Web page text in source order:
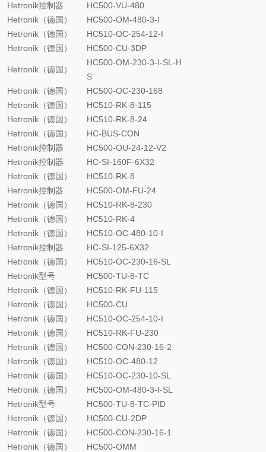
Hetronik控制器
HC500-VU-480
Hetronik（德国）
HC500-OM-480-3-I
Hetronik（德国）
HC510-OC-254-12-I
Hetronik（德国）
HC500-CU-3DP
Hetronik（德国）
HC500-OM-230-3-I-SL-H
S
Hetronik（德国）
HC500-OC-230-168
Hetronik（德国）
HC510-RK-8-115
Hetronik（德国）
HC510-RK-8-24
Hetronik（德国）
HC-BUS-CON
Hetronik控制器
HC500-OU-24-12-V2
Hetronik控制器
HC-SI-160F-6X32
Hetronik（德国）
HC510-RK-8
Hetronik控制器
HC500-OM-FU-24
Hetronik（德国）
HC510-RK-8-230
Hetronik（德国）
HC510-RK-4
Hetronik（德国）
HC510-OC-480-10-I
Hetronik控制器
HC-SI-125-6X32
Hetronik（德国）
HC510-OC-230-16-SL
Hetronik型号
HC500-TU-8-TC
Hetronik（德国）
HC510-RK-FU-115
Hetronik（德国）
HC500-CU
Hetronik（德国）
HC510-OC-254-10-I
Hetronik（德国）
HC510-RK-FU-230
Hetronik（德国）
HC500-CON-230-16-2
Hetronik（德国）
HC510-OC-480-12
Hetronik（德国）
HC510-OC-230-10-SL
Hetronik（德国）
HC500-OM-480-3-I-SL
Hetronik型号
HC500-TU-8-TC-PID
Hetronik（德国）
HC500-CU-2DP
Hetronik（德国）
HC500-CON-230-16-1
Hetronik（德国）
HC500-OMM